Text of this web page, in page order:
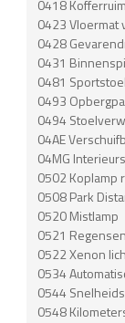
0418
0423 Vloermat
0428
0431
0481 Sportstoel
0493
0494
04AE
04MG
0502 Koplamp
0508 Park
0520 Mistlamp
0521
0522 Xenon
0534
0544
0548